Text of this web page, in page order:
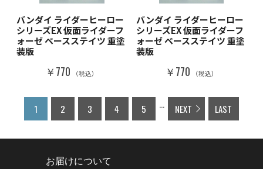
バンダイ ライダーヒーロー
シリーズEX 仮面ライダーフ
ォーゼ ベースステイツ 重塗
装版
￥770 （税込）
バンダイ ライダーヒーロー
シリーズEX 仮面ライダーフ
ォーゼ ベースステイツ 重塗
装版
￥770 （税込）
1 2 3 4 5 ... NEXT LAST
お届けについて